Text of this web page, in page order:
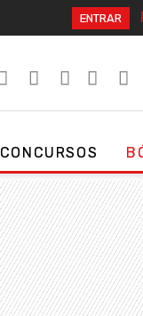
ENTRAR
CONCURSOS